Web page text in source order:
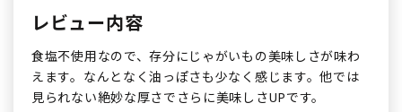
レビュー内容
食塩不使用なので、存分にじゃがいもの美味しさが味わ
えます。なんとなく油っぽさも少なく感じます。他では
見られない絶妙な厚さでさらに美味しさUPです。